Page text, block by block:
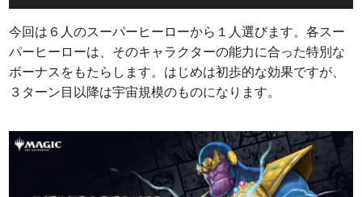
今回は６人のスーパーヒーローから１人選びます。各スー
パーヒーローは、そのキャラクターの能力に合った特別な
ボーナスをもたらします。はじめは初歩的な効果ですが、
３ターン目以降は宇宙規模のものになります。